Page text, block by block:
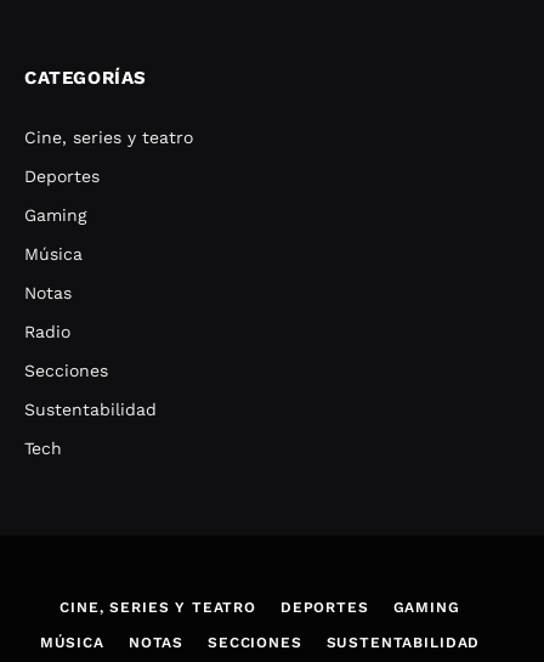
CATEGORÍAS
Cine, series y teatro
Deportes
Gaming
Música
Notas
Radio
Secciones
Sustentabilidad
Tech
CINE, SERIES Y TEATRO DEPORTES GAMING
MÚSICA NOTAS SECCIONES SUSTENTABILIDAD